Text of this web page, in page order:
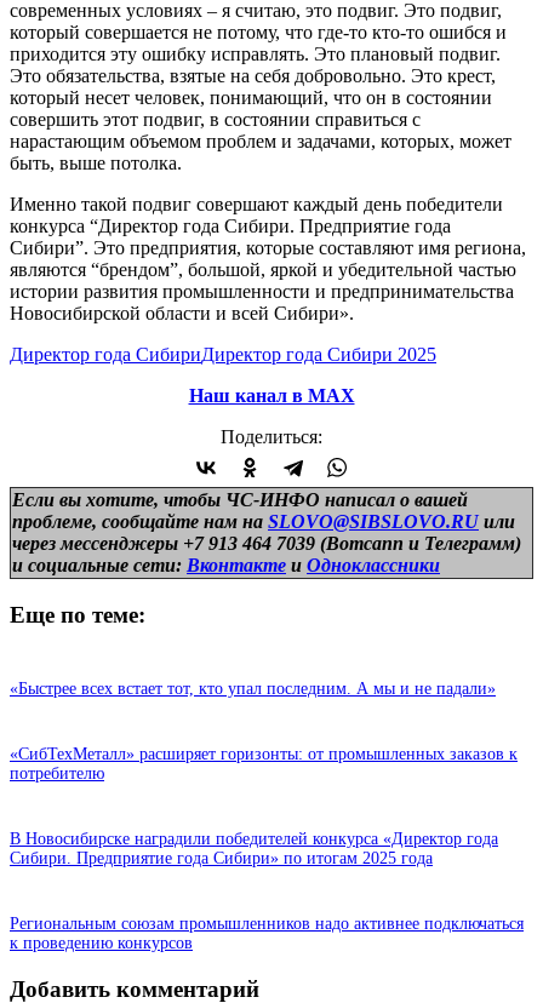
современных условиях – я считаю, это подвиг. Это подвиг,
который совершается не потому, что где-то кто-то ошибся и
приходится эту ошибку исправлять. Это плановый подвиг.
Это обязательства, взятые на себя добровольно. Это крест,
который несет человек, понимающий, что он в состоянии
совершить этот подвиг, в состоянии справиться с
нарастающим объемом проблем и задачами, которых, может
быть, выше потолка.
Именно такой подвиг совершают каждый день победители
конкурса “Директор года Сибири. Предприятие года
Сибири”. Это предприятия, которые составляют имя региона,
являются “брендом”, большой, яркой и убедительной частью
истории развития промышленности и предпринимательства
Новосибирской области и всей Сибири».
Директор года СибириДиректор года Сибири 2025
Наш канал в МАХ
Поделиться:
Если вы хотите, чтобы ЧС-ИНФО написал о вашей
проблеме, сообщайте нам на SLOVO@SIBSLOVO.RU или
через мессенджеры +7 913 464 7039 (Вотсапп и Телеграмм)
и социальные сети: Вконтакте и Одноклассники
Еще по теме:
«Быстрее всех встает тот, кто упал последним. А мы и не падали»
«СибТехМеталл» расширяет горизонты: от промышленных заказов к
потребителю
В Новосибирске наградили победителей конкурса «Директор года
Сибири. Предприятие года Сибири» по итогам 2025 года
Региональным союзам промышленников надо активнее подключаться
к проведению конкурсов
Добавить комментарий